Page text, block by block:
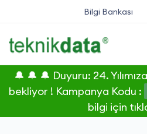
Bilgi Bankası
Alan Adı
Web Hosting
Reseller
🔔 🔔 🔔 Duyuru: 24.
bekliyor ! Kampanya Kodu :
bilgi için